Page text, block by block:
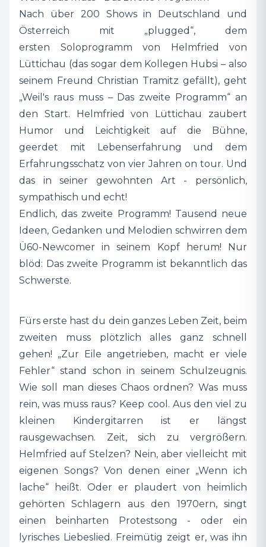
denen einer „Wenn ich lache“ heißt. Oder er
Nach über 200 Shows in Deutschland und
Österreich mit „plugged“, dem
ersten Soloprogramm von Helmfried von
Lüttichau (das sogar dem Kollegen Hubsi – also
seinem Freund Christian Tramitz gefällt), geht
„Weil's raus muss – Das zweite Programm“ an
den Start. Helmfried von Lüttichau zaubert
Humor und Leichtigkeit auf die Bühne,
geerdet mit Lebenserfahrung und dem
Erfahrungsschatz von vier Jahren on tour. Und
das in seiner gewohnten Art - persönlich,
sympathisch und echt!
Endlich, das zweite Programm! Tausend neue
Ideen, Gedanken und Melodien schwirren dem
Ü60-Newcomer in seinem Kopf herum! Nur
blöd: Das zweite Programm ist bekanntlich das
Schwerste.
Fürs erste hast du dein ganzes Leben Zeit, beim
zweiten muss plötzlich alles ganz schnell
gehen! „Zur Eile angetrieben, macht er viele
Fehler“ stand schon in seinem Schulzeugnis.
Wie soll man dieses Chaos ordnen? Was muss
rein, was muss raus? Keep cool. Aus den viel zu
kleinen Kindergitarren ist er längst
rausgewachsen. Zeit, sich zu vergrößern.
Helmfried auf Stelzen? Nein, aber vielleicht mit
eigenen Songs? Von denen einer „Wenn ich
lache“ heißt. Oder er plaudert von heimlich
gehörten Schlagern aus den 1970ern, singt
einen beinharten Protestsong - oder ein
lyrisches Liebeslied. Freimütig zeigt er, was ihn